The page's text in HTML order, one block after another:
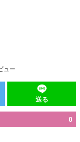
ュー
送る
0